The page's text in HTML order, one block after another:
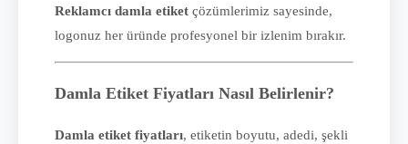
Reklamcı damla etiket çözümlerimiz sayesinde,
logonuz her üründe profesyonel bir izlenim bırakır.
Damla Etiket Fiyatları Nasıl Belirlenir?
Damla etiket fiyatları, etiketin boyutu, adedi, şekli